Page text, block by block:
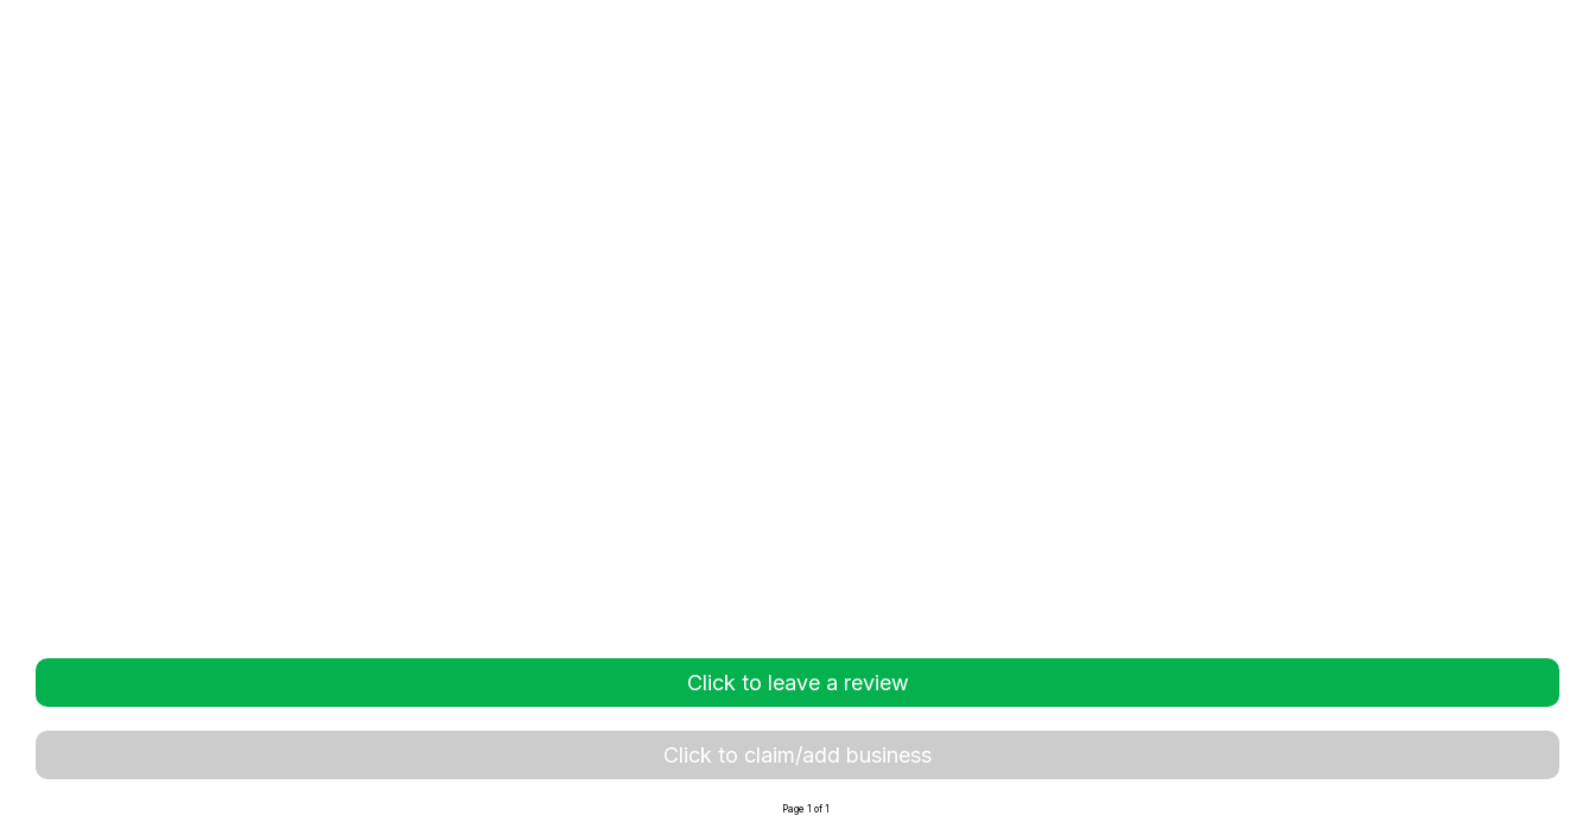
Click to leave a review
Click to claim/add business
Page 1 of 1